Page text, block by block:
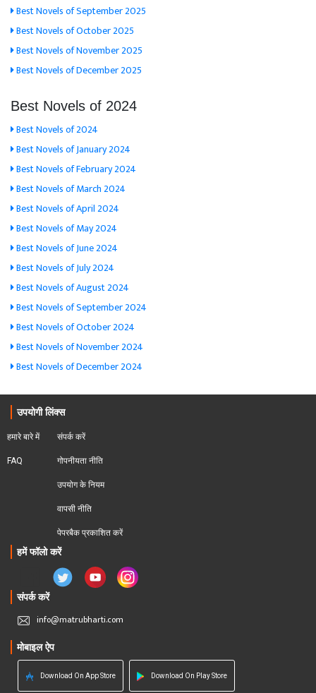
Best Novels of September 2025
Best Novels of October 2025
Best Novels of November 2025
Best Novels of December 2025
Best Novels of 2024
Best Novels of 2024
Best Novels of January 2024
Best Novels of February 2024
Best Novels of March 2024
Best Novels of April 2024
Best Novels of May 2024
Best Novels of June 2024
Best Novels of July 2024
Best Novels of August 2024
Best Novels of September 2024
Best Novels of October 2024
Best Novels of November 2024
Best Novels of December 2024
उपयोगी लिंक्स
हमारे बारे में
FAQ
संपर्क करें
गोपनीयता नीति
उपयोग के नियम
वापसी नीति
पेपरबैक प्रकाशित करें
हमें फॉलो करें
संपर्क करें
info@matrubharti.com
मोबाइल ऐप
Download On App Store Download On Play Store